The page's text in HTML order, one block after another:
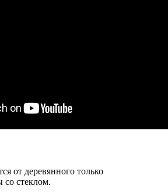
от деревянного только
со стеклом.